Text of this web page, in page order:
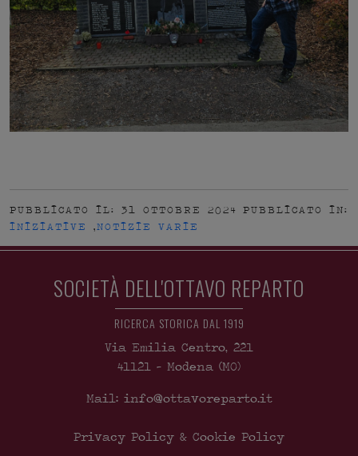
PUBBLICATO IL: 31 OTTOBRE 2024 PUBBLICATO IN:
INIZIATIVE
,NOTIZIE VARIE
SOCIETÀ DELL'OTTAVO REPARTO
RICERCA STORICA DAL 1919
Via Emilia Centro, 221
41121 - Modena (MO)
Mail: info@ottavoreparto.it
Privacy Policy & Cookie Policy